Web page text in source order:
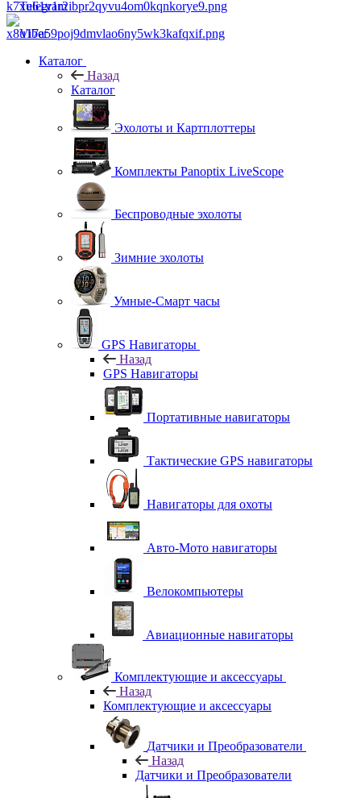
Telegram
Viber
Каталог
Назад
Каталог
Эхолоты и Картплоттеры
Комплекты Panoptix LiveScope
Беспроводные эхолоты
Зимние эхолоты
Умные-Смарт часы
GPS Навигаторы
Назад
GPS Навигаторы
Портативные навигаторы
Тактические GPS навигаторы
Навигаторы для охоты
Авто-Мото навигаторы
Велокомпьютеры
Авиационные навигаторы
Комплектующие и аксессуары
Назад
Комплектующие и аксессуары
Датчики и Преобразователи
Назад
Датчики и Преобразователи